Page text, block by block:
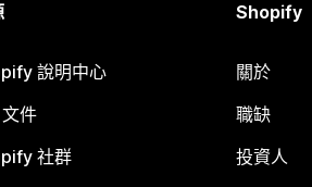
說明中心
件
社群
Shopify
關於
職缺
投資人